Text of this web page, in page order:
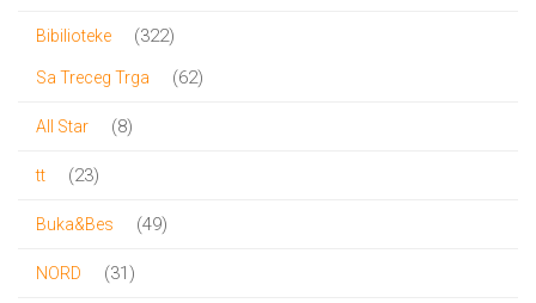
Bibilioteke 322322
proizvoda
Sa Treceg Trga 6262
All Star 88
tt 2323
Buka&Bes 4949
NORD 31 31